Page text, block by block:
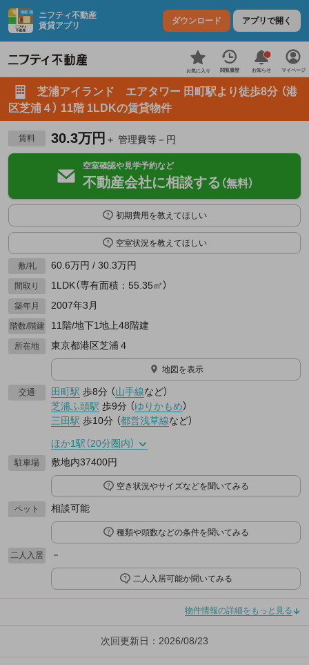
ニフティ不動産
賃貸アプリ
ダウンロード アプリで開く
お気に入り 閲覧履歴 お知らせ マイページ
芝浦アイランド エアタワー 田町駅より徒歩8分 （港
区芝浦４） 11階 1LDKの賃貸物件
賃料 30.3万円 ＋ 管理費等－円
空室確認や見学予約など
不動産会社に相談する （無料）
初期費用を教えてほしい
空室状況を教えてほしい
敷/礼 60.6万円 / 30.3万円
間取り 1LDK（専有面積：55.35㎡）
築年月 2007年3月
階数/階建 11階/地下1地上48階建
所在地 東京都港区芝浦４
地図を表示
交通 田町駅 歩8分 （山手線など）
芝浦ふ頭駅 歩9分 （ゆりかもめ）
三田駅 歩10分 （都営浅草線など）
ほか1駅（20分圏内）
駐車場 敷地内37400円
空き状況やサイズなどを聞いてみる
ペット 相談可能
種類や頭数などの条件を聞いてみる
二人入居 －
二人入居可能か聞いてみる
物件情報の詳細をもっと見る
次回更新日：2026/08/23